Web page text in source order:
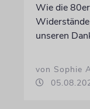
Wie die
unseren
von Sophie